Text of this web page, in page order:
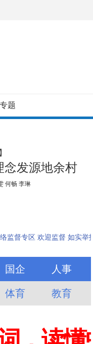
专题
念发源地余村
何畅 李琳